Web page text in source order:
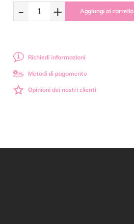
- + Aggiungi al carrello
Richiedi informazioni
Metodi di pagamento
Opinioni dei nostri clienti